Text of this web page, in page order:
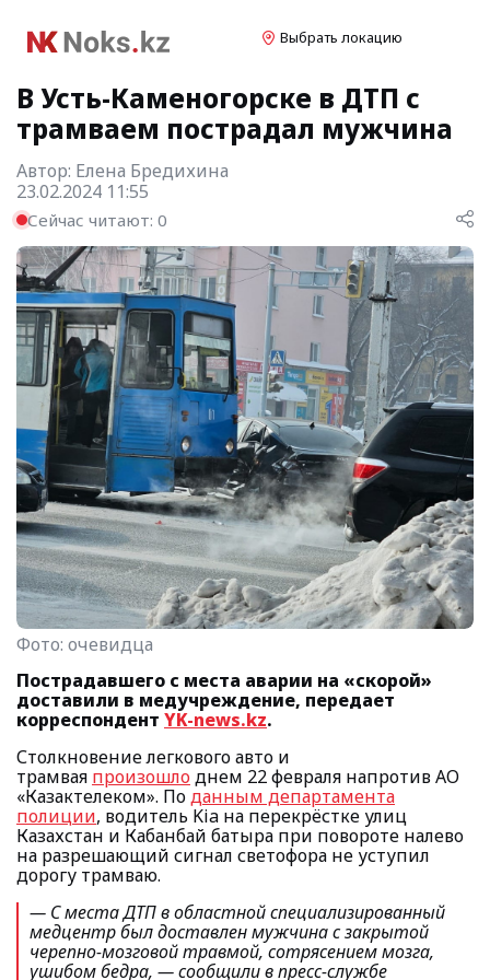
Выбрать локацию
В Усть-Каменогорске в ДТП с
трамваем пострадал мужчина
Автор: Елена Бредихина
23.02.2024 11:55
Сейчас читают: 0
Фото: очевидца
Пострадавшего с места аварии на «скорой»
доставили в медучреждение, передает
корреспондент YK-news.kz.
Столкновение легкового авто и
трамвая произошлоднем 22 февраля напротив АО
«Казактелеком». Поданным департамента
полиции, водитель Kia на перекрёстке улиц
Казахстан и Кабанбай батыра при повороте налево
на разрешающий сигнал светофора не уступил
дорогу трамваю.
— С места ДТП в областной специализированный
медцентр был доставлен мужчина с закрытой
черепно-мозговой травмой, сотрясением мозга,
ушибом бедра, — сообщили в пресс-службе